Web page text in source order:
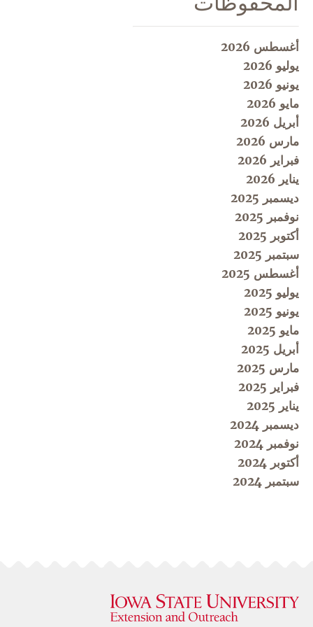
أغسطس 2026
يوليو 2026
يونيو 2026
مايو 2026
أبريل 2026
مارس 2026
فبراير 2026
يناير 2026
ديسمبر 2025
نوفمبر 2025
أكتوبر 2025
سبتمبر 2025
أغسطس 2025
يوليو 2025
يونيو 2025
مايو 2025
أبريل 2025
مارس 2025
فبراير 2025
يناير 2025
ديسمبر 2024
نوفمبر 2024
أكتوبر 2024
سبتمبر 2024